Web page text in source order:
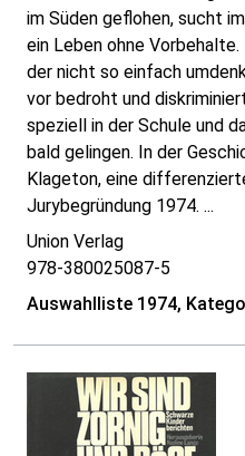
im Süden geflohen, sucht
ein Leben ohne
der nicht so einfach
vor bedroht und
speziell in der Schule und
bald gelingen. In der
Klageton, eine
Jurybegründung 1974. ...
Union Verlag
978-380025087-5
Auswahlliste 1974,